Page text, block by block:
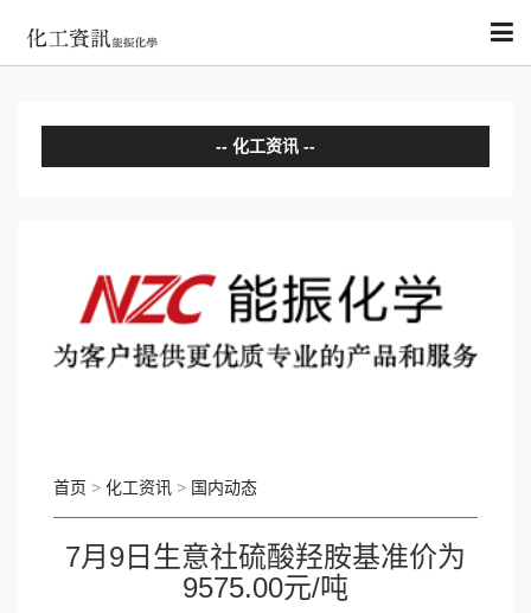
化工资讯
国际动态
首页 > 化工资讯 > 国内动态
7月9日生意社硫酸羟胺基准价为
9575.00元/吨